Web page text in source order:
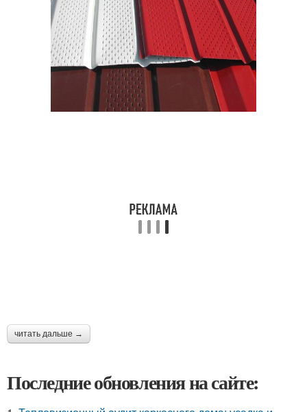
читать дальше →
Последние обновления на сайте: